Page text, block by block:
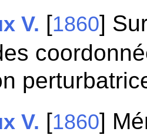
V. [1860]
V. [1860]